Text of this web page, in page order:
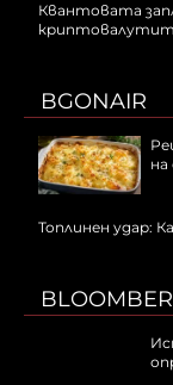
Квантовата
BGONAIR
на
Топлинен удар: